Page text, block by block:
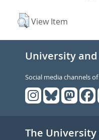
View Item
University
Social media channels of
The University